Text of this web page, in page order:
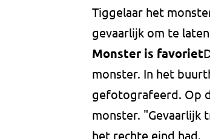
Tiggelaar het
gevaarlijk om te
Monster is favoriet
monster. In het
gefotografeerd. Op
monster. "Gevaarlijk
het rechte eind had.